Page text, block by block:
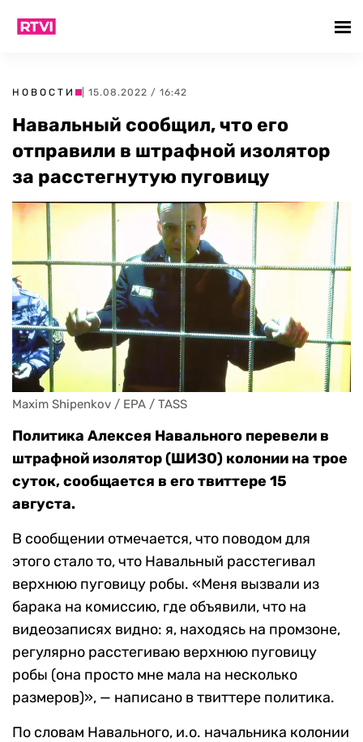
НОВОСТИ | 15.08.2022 / 16:42
Навальный сообщил, что его
отправили в штрафной изолятор
за расстегнутую пуговицу
Maxim Shipenkov / EPA / TASS
Политика Алексея Навального перевели в
штрафной изолятор (ШИЗО) колонии на трое
суток, сообщается в его твиттере 15
августа.
В сообщении отмечается, что поводом для
этого стало то, что Навальный расстегивал
верхнюю пуговицу робы. «Меня вызвали из
барака на комиссию, где объявили, что на
видеозаписях видно: я, находясь на промзоне,
регулярно расстегиваю верхнюю пуговицу
робы (она просто мне мала на несколько
размеров)», — написано в твиттере политика.
По словам Навального, и.о. начальника колонии